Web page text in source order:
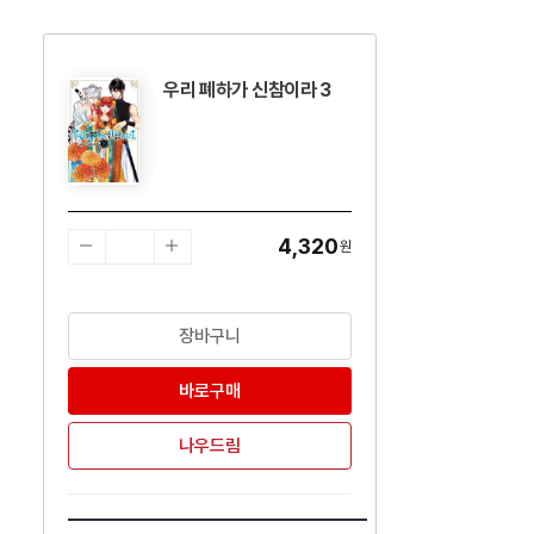
우리 폐하가 신참이라 3
4,320원
장바구니
바로구매
나우드림